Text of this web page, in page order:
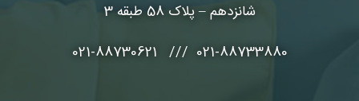
شانزدهم – پلاک 58 طبقه 3
021-88733880 /// 021-88730621